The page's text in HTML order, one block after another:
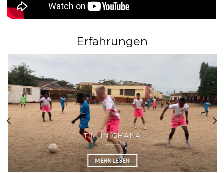
Erfahrungen
TIM IN GHANA
MEHR LESEN